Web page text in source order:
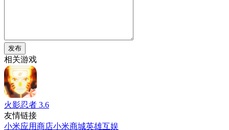
发布
相关游戏
火影忍者 3.6
友情链接
小米应用商店小米商城英雄互娱